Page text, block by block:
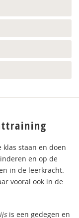
staan en doen
en op de
in de leerkracht.
vooral ook in de
is een gedegen en